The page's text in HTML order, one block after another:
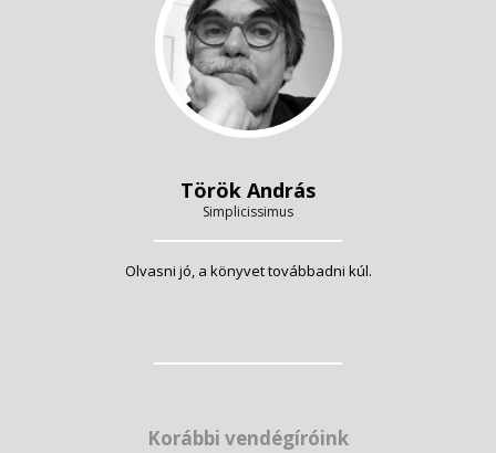
Török András
Simplicissimus
Olvasni jó, a könyvet továbbadni kúl.
Korábbi vendégíróink